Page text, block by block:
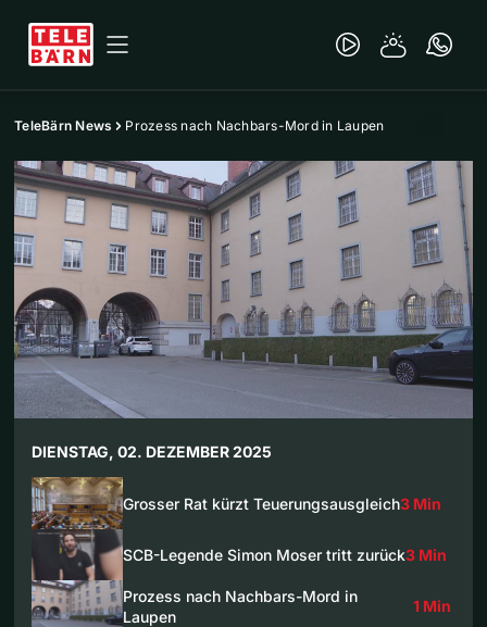
TeleBärn News Prozess nach Nachbars-Mord in Laupen
DIENSTAG, 02. DEZEMBER 2025
Grosser Rat kürzt Teuerungsausgleich3 Min
SCB-Legende Simon Moser tritt zurück3 Min
Prozess nach Nachbars-Mord in
Laupen
1 Min